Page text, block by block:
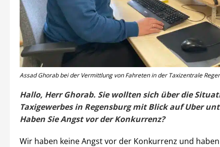
Assad Ghorab bei der Vermittlung von Fahreten in der Taxizentrale
Hallo, Herr Ghorab. Sie wollten sich über die
Taxigewerbes in Regensburg mit Blick auf Uber
Haben Sie Angst vor der Konkurrenz?
Wir haben keine Angst vor der Konkurrenz und